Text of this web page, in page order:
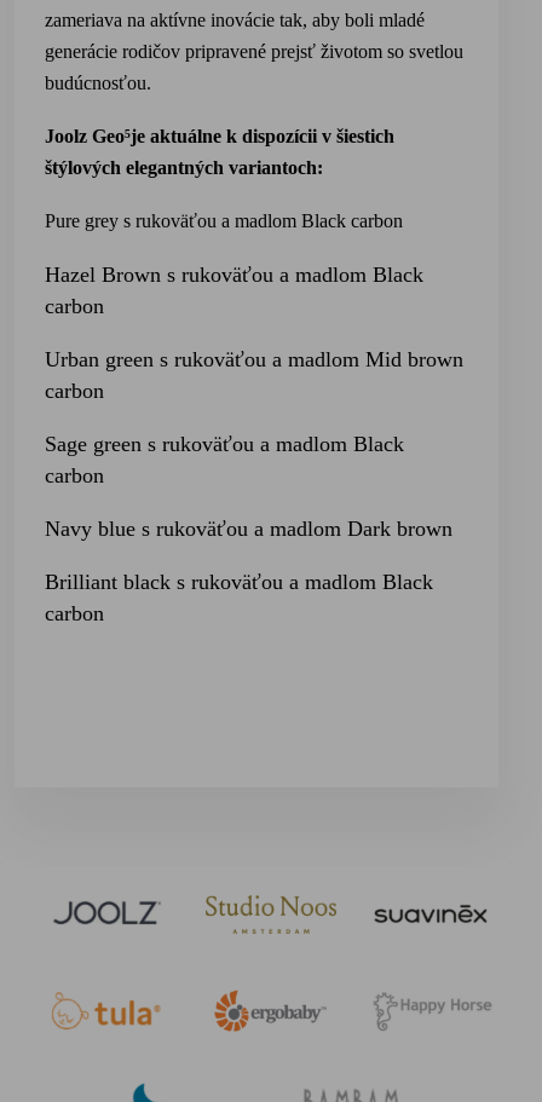
zameriava na aktívne inovácie tak, aby boli mladé
generácie rodičov pripravené prejsť životom so svetlou
budúcnosťou.
Joolz Geo⁵je aktuálne k dispozícii v šiestich
štýlových elegantných variantoch:
Pure grey s rukoväťou a madlom Black carbon
Hazel Brown s rukoväťou a madlom Black
carbon
Urban green s rukoväťou a madlom Mid brown
carbon
Sage green s rukoväťou a madlom Black
carbon
Navy blue s rukoväťou a madlom Dark brown
Brilliant black s rukoväťou a madlom Black
carbon